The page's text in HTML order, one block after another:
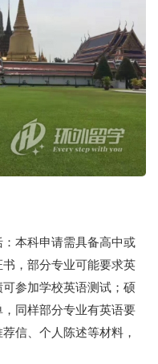
本科申请需具备高中或
，部分专业可能要求英
参加学校英语测试；硕
同样部分专业有英语要
信、个人陈述等材料，